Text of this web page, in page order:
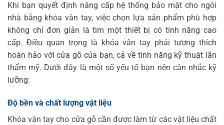
Khi bạn quyết định nâng cấp hệ thống bảo mật cho ngôi
nhà bằng khóa vân tay, việc chọn lựa sản phẩm phù hợp
không chỉ đơn giản là tìm một thiết bị có tính năng cao
cấp. Điều quan trọng là khóa vân tay phải tương thích
hoàn hảo với cửa gỗ của bạn, cả về tính năng kỹ thuật lẫn
thẩm mỹ. Dưới đây là một số yếu tố bạn nên cân nhắc kỹ
lưỡng:
Độ bền và chất lượng vật liệu
Khóa vân tay cho cửa gỗ cần được làm từ các vật liệu chất